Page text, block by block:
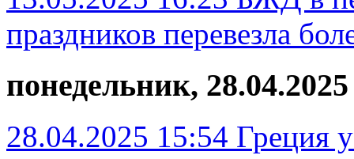
праздников перевезла
понедельник, 28.04.2025
28.04.2025 15:54 Греция